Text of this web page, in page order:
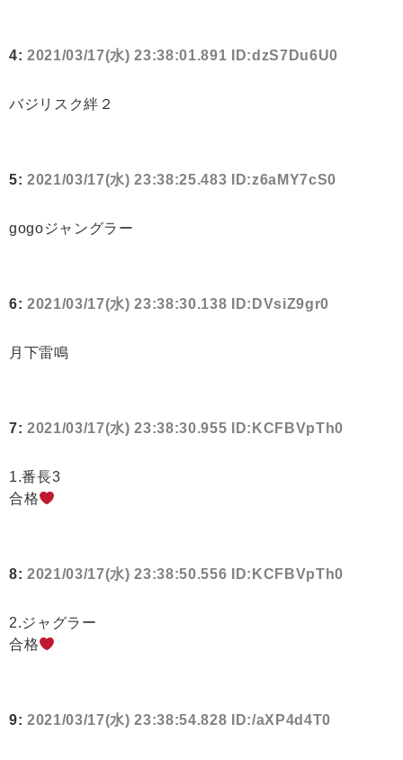
4: 2021/03/17(水) 23:38:01.891 ID:dzS7Du6U0
バジリスク絆２
5: 2021/03/17(水) 23:38:25.483 ID:z6aMY7cS0
gogoジャングラー
6: 2021/03/17(水) 23:38:30.138 ID:DVsiZ9gr0
月下雷鳴
7: 2021/03/17(水) 23:38:30.955 ID:KCFBVpTh0
1.番長3
合格
8: 2021/03/17(水) 23:38:50.556 ID:KCFBVpTh0
2.ジャグラー
合格
9: 2021/03/17(水) 23:38:54.828 ID:/aXP4d4T0